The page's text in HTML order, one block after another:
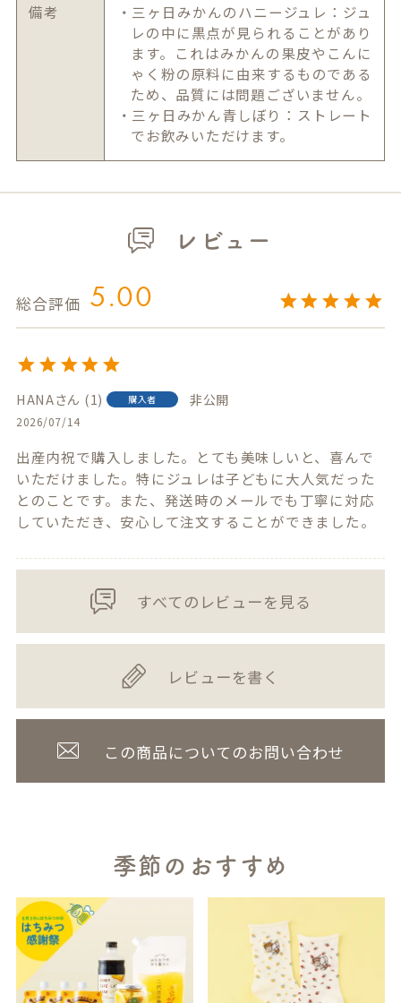
備考
・三ヶ日みかんのハニージュレ：ジュ
レの中に黒点が見られることがあり
ます。これはみかんの果皮やこんに
ゃく粉の原料に由来するものである
ため、品質には問題ございません。
・三ヶ日みかん青しぼり：ストレート
でお飲みいただけます。
レビュー
5.00
HANA 1 購入者 非公開
2026/07/14
出産内祝で購入しました。とても美味しいと、喜んで
いただけました。特にジュレは子どもに大人気だった
とのことです。また、発送時のメールでも丁寧に対応
していただき、安心して注文することができました。
すべてのレビューを見る
レビューを書く
この商品についてのお問い合わせ
季節のおすすめ